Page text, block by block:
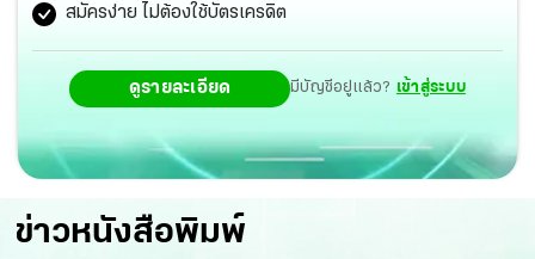
สมัครง่าย ไม่ต้องใช้บัตรเครดิต
ดูรายละเอียด มีบัญชีอยู่แล้ว? เข้าสู่ระบบ
ข่าวหนังสือพิมพ์